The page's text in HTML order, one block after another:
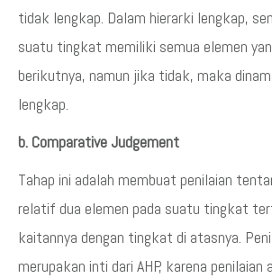
tidak lengkap. Dalam hierarki lengkap,
suatu tingkat memiliki semua elemen
berikutnya, namun jika tidak, maka
lengkap.
b. Comparative Judgement
Tahap ini adalah membuat penilaian
relatif dua elemen pada suatu tingkat
kaitannya dengan tingkat di atasnya.
merupakan inti dari AHP, karena penilaian